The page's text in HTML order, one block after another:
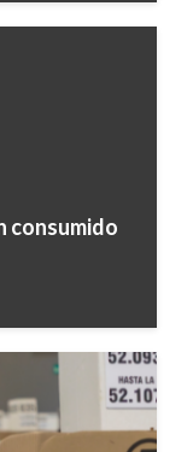
consumido